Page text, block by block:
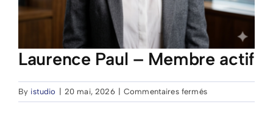
Laurence Paul – Membre actif
By istudio 20 mai, 2026 Commentaires ferméssur
Laurence